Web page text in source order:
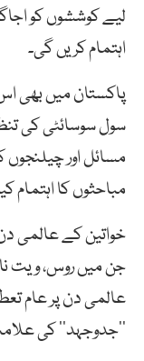
لیے کوششوں کو
اہتمام کریں گی۔
پاکستان میں بھی
سول سوسائٹی کی
مسائل اور چیلنجوں
مباحثوں کا اہتمام
خواتین کے عالمی
جن میں روس، ویت
عالمی دن پر عام
’’جدوجہد‘‘ کی